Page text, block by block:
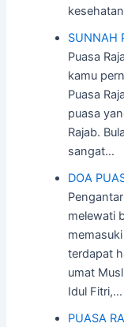
SUNNAH
Puasa
kamu
Puasa
puasa
Rajab.
sangat…
DOA
melewati
terdapat
umat
Idul Fitri,…
PUASA